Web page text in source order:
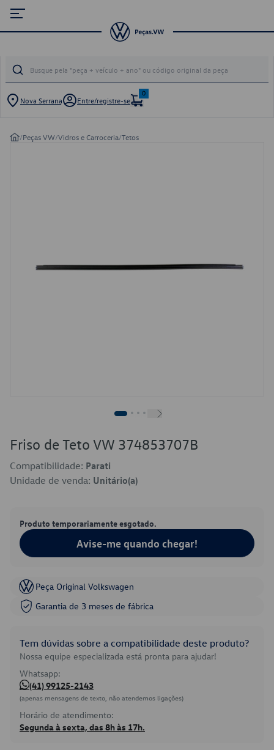
Nova Serrana Entre/registre-se
0
/Peças VW/Vidros e Carroceria/Tetos
Friso de Teto VW 374853707B
Compatibilidade: Parati
Unidade de venda: Unitário(a)
Produto temporariamente esgotado.
Avise-me quando chegar!
Peça Original Volkswagen
Garantia de 3 meses de fábrica
Tem dúvidas sobre a compatibilidade deste produto?
Nossa equipe especializada está pronta para ajudar!
Whatsapp:
(41) 99125-2143
(apenas mensagens de texto, não atendemos ligações)
Horário de atendimento:
Segunda à sexta, das 8h às 17h.